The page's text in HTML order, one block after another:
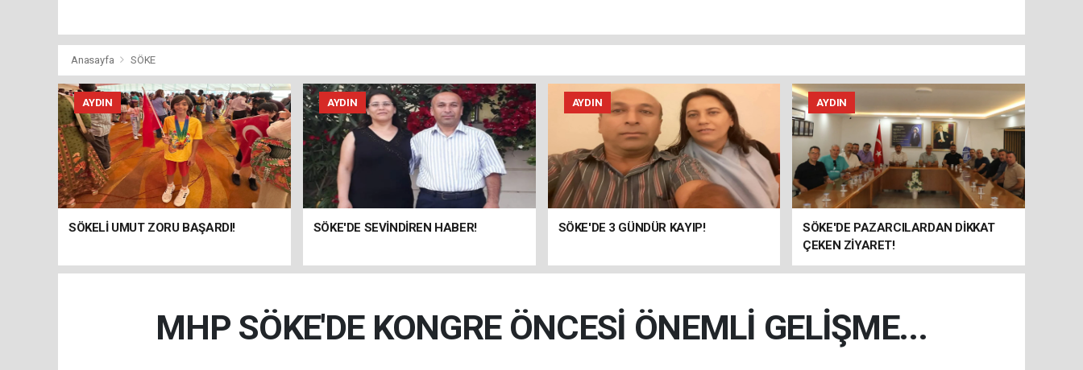
Anasayfa SÖKE
AYDIN
SÖKELİ UMUT ZORU BAŞARDI!
AYDIN
SÖKE'DE SEVİNDİREN HABER!
AYDIN
SÖKE'DE 3 GÜNDÜR KAYIP!
AYDIN
SÖKE'DE PAZARCILARDAN DİKKAT
ÇEKEN ZİYARET!
MHP SÖKE'DE KONGRE ÖNCESİ ÖNEMLİ GELİŞME...